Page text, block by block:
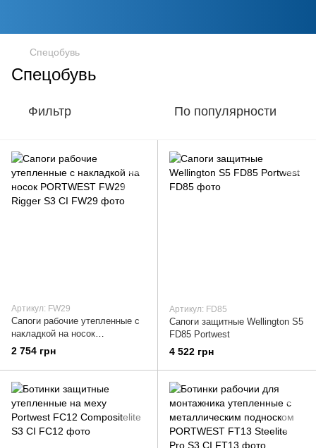
Спецобувь
Спецобувь
Фильтр По популярности
Артикул: FW29
Сапоги рабочие утепленные с
накладкой на носок
PORTWEST FW29 Rigger S3 CI
2 754 грн
Артикул: FD85
Сапоги защитные Wellington S5
FD85 Portwest
4 522 грн